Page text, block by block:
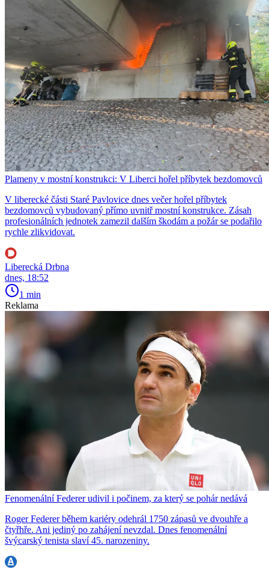
Plameny v mostní konstrukci: V Liberci hořel příbytek bezdomovců
V liberecké části Staré Pavlovice dnes večer hořel příbytek
bezdomovců vybudovaný přímo uvnitř mostní konstrukce. Zásah
profesionálních jednotek zamezil dalším škodám a požár se podařilo
rychle zlikvidovat.
Liberecká Drbna
dnes, 18:52
1 min
Reklama
Fenomenální Federer udivil i počinem, za který se pohár nedává
Roger Federer během kariéry odehrál 1750 zápasů ve dvouhře a
čtyřhře. Ani jediný po zahájení nevzdal. Dnes fenomenální
švýcarský tenista slaví 45. narozeniny.